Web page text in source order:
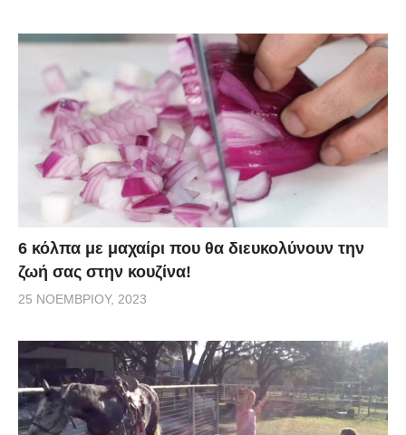
6 κόλπα με μαχαίρι που θα διευκολύνουν την
ζωή σας στην κουζίνα!
25 ΝΟΕΜΒΡΊΟΥ, 2023